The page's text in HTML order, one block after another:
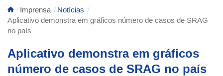
Imprensa
Notícias
Aplicativo demonstra em gráficos número de casos de SRAG
no país
Aplicativo demonstra em gráficos
número de casos de SRAG no país